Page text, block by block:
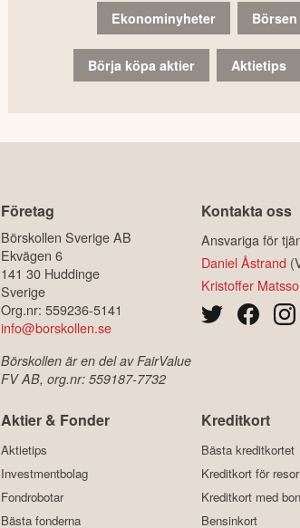
Ekonominyheter
Börja köpa aktier Aktietips
Företag
Börskollen Sverige AB
Ekvägen 6
141 30 Huddinge
Sverige
Org.nr: 559236-5141
info@borskollen.se
Börskollen är en del av FairValue
FV AB, org.nr: 559187-7732
Kontakta oss
Ansvariga för
Daniel Åstrand
Kristoffer
Aktier & Fonder
Aktietips
Investmentbolag
Fondrobotar
Bästa fonderna
Kreditkort
Bästa kreditkortet
Kreditkort för resor
Kreditkort med
Bensinkort